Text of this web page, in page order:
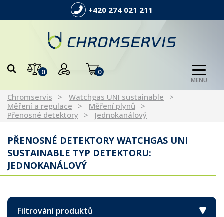
+420 274 021 211
0 0
MENU
Chromservis
Watchgas UNI sustainable
Měření a regulace
Měření plynů
Přenosné detektory
Jednokanálový
PŘENOSNÉ DETEKTORY WATCHGAS UNI
SUSTAINABLE TYP DETEKTORU:
JEDNOKANÁLOVÝ
Filtrování produktů